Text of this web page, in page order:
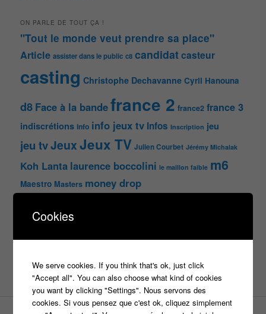
ON PARLE DE TOUT ÇA !
"Tout le monde veut prendre sa place"
Article assister dans le public c8 candidatcasteur
casting Christophe Dechavanne Cyril Hanouna
d8 Face à la bandefrance 2 france2 france 3
indiscrétions info info jeux tv Infos Inscription jeu
jeu tvJeuxJeux TV Julien Courbet Jérémy Michalak
Koh Lanta laurence boccolini le maillon faible m6
Maestro Masters money drop
tournagetv W9
Cookies
We serve cookies. If you think that's ok, just click
"Accept all". You can also choose what kind of cookies
you want by clicking "Settings". Nous servons des
cookies. Si vous pensez que c'est ok, cliquez simplement